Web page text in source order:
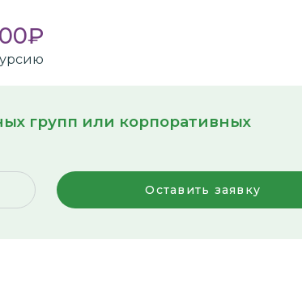
₽
групп или корпоративных
Оставить заявку